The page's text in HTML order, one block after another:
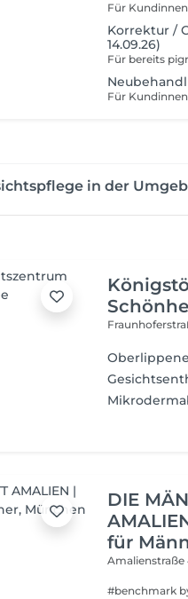
Korrektur /
14.09.26)
in der
DIE
für
Amalienstraße
#benchmark by